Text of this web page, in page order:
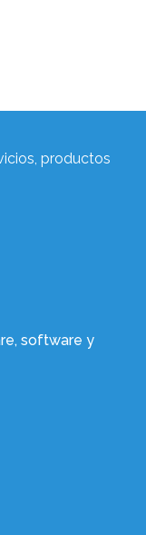
productos
software y